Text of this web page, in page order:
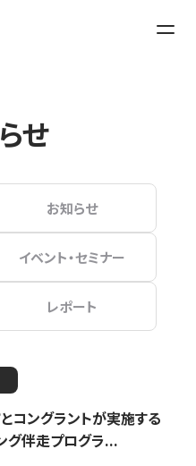
せ
お知らせ
イベント・セミナー
レポート
コングラントが実施する
グ伴走プログラ...